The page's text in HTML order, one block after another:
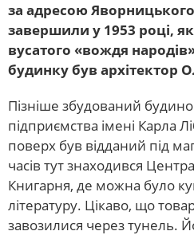
за адресою
завершили у 1953 році,
вусатого «вождя
будинку був архітектор
Пізніше збудований
підприємства імені Карла
поверх був відданий під
часів тут знаходився
Книгарня, де можна було
літературу. Цікаво, що
завозилися через тунель.